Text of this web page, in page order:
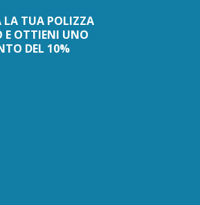
LA TUA POLIZZA
E OTTIENI UNO
DEL 10%